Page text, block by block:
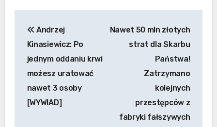
wpisu
Andrzej
Kinasiewicz: Po
jednym oddaniu krwi
możesz uratować
nawet 3 osoby
[WYWIAD]
Nawet 50 mln złotych
strat dla Skarbu
Państwa!
Zatrzymano
kolejnych
przestępców z
fabryki fałszywych